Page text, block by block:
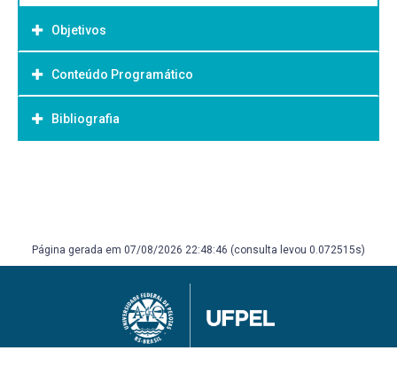
Objetivos
Objetivo Geral:
Conteúdo Programático
Bibliografia
Página gerada em 07/08/2026 22:48:46 (consulta levou 0.072515s)